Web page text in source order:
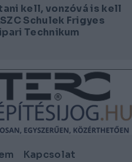
kell, vonzóvá is kell
Schulek Frigyes
Technikum
Kapcsolat